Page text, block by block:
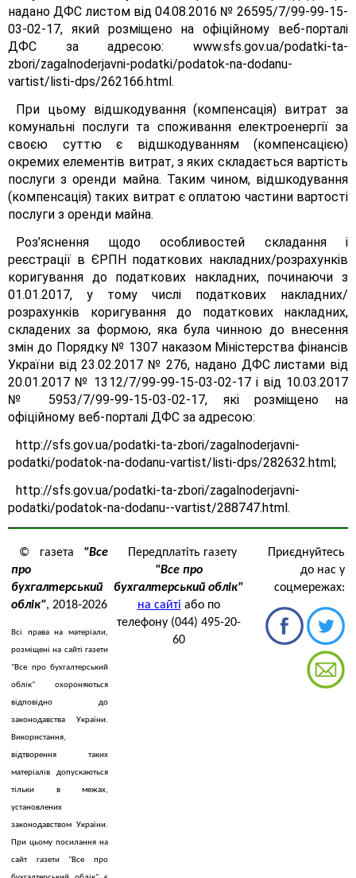
надано ДФС листом від 04.08.2016 № 26595/7/99-99-15-
03-02-17, який розміщено на офіційному веб-порталі
ДФС за адресою: www.sfs.gov.ua/podatki-ta-
zbori/zagalnoderjavni-podatki/podatok-na-dodanu-
vartist/listi-dps/262166.html.
При цьому відшкодування (компенсація) витрат за
комунальні послуги та споживання електроенергії за
своєю суттю є відшкодуванням (компенсацією)
окремих елементів витрат, з яких складається вартість
послуги з оренди майна. Таким чином, відшкодування
(компенсація) таких витрат є оплатою частини вартості
послуги з оренди майна.
Роз’яснення щодо особливостей складання і
реєстрації в ЄРПН податкових накладних/розрахунків
коригування до податкових накладних, починаючи з
01.01.2017, у тому числі податкових накладних/
розрахунків коригування до податкових накладних,
складених за формою, яка була чинною до внесення
змін до Порядку № 1307 наказом Міністерства фінансів
України від 23.02.2017 № 276, надано ДФС листами від
20.01.2017 № 1312/7/99-99-15-03-02-17 і від 10.03.2017
№ 5953/7/99-99-15-03-02-17, які розміщено на
офіційному веб-порталі ДФС за адресою:
http://sfs.gov.ua/podatki-ta-zbori/zagalnoderjavni-
podatki/podatok-na-dodanu-vartist/listi-dps/282632.html;
http://sfs.gov.ua/podatki-ta-zbori/zagalnoderjavni-
podatki/podatok-na-dodanu--vartist/288747.html.
© газета "Все
про
бухгалтерський
облік", 2018-2026
Всі права на матеріали,
розміщені на сайті газети
"Все про бухгалтерський
облік" охороняються
відповідно до
законодавства України.
Використання,
відтворення таких
матеріалів допускаються
тільки в межах,
установлених
законодавством України.
При цьому посилання на
сайт газети "Все про
Передплатіть газету
"Все про
бухгалтерський облік"
на сайті або по
телефону (044) 495-20-
60
Приєднуйтесь
до нас у
соцмережах: